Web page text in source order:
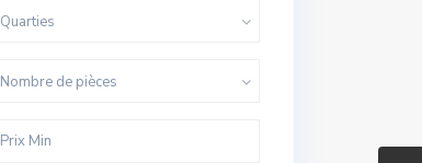
Quarties
Nombre de pièces